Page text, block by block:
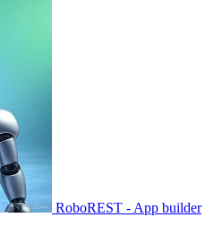
RoboREST - App builder